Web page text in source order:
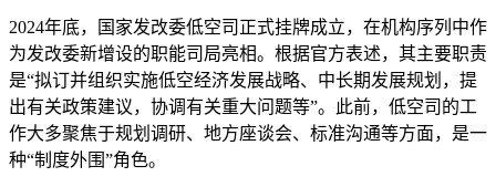
2024年底，国家发改委低空司正式挂牌成立，在机构序列中作
为发改委新增设的职能司局亮相。根据官方表述，其主要职责
是“拟订并组织实施低空经济发展战略、中长期发展规划，提
出有关政策建议，协调有关重大问题等”。此前，低空司的工
作大多聚焦于规划调研、地方座谈会、标准沟通等方面，是一
种“制度外围”角色。